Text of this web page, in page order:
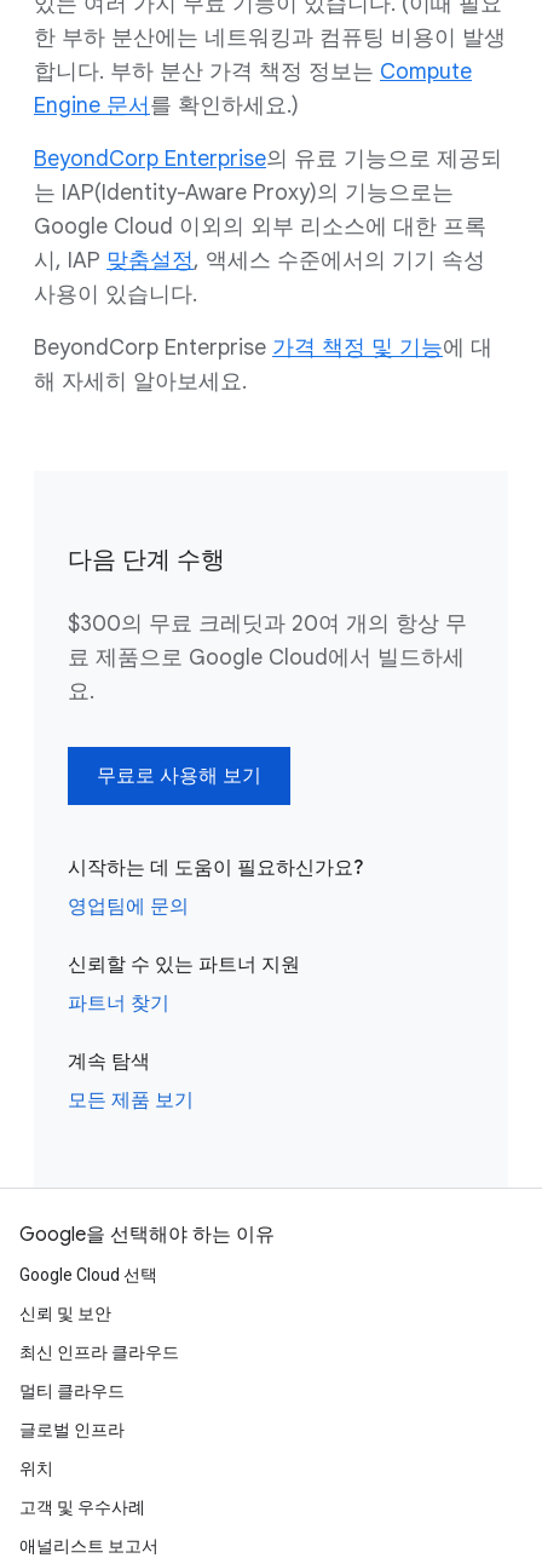
한 부하 분산에는 네트워킹과 컴퓨팅 비용이 발생
합니다. 부하 분산 가격 책정 정보는 Compute
Engine 문서를 확인하세요.)
BeyondCorp Enterprise의 유료 기능으로 제공되
는 IAP(Identity-Aware Proxy)의 기능으로는
Google Cloud 이외의 외부 리소스에 대한 프록
시, IAP 맞춤설정, 액세스 수준에서의 기기 속성
사용이 있습니다.
BeyondCorp Enterprise 가격 책정 및 기능에 대
해 자세히 알아보세요.
다음 단계 수행
$300의 무료 크레딧과 20여 개의 항상 무
료 제품으로 Google Cloud에서 빌드하세
요.
무료로 사용해 보기
시작하는 데 도움이 필요하신가요?
영업팀에 문의
신뢰할 수 있는 파트너 지원
파트너 찾기
계속 탐색
모든 제품 보기
Google을 선택해야 하는 이유
Google Cloud 선택
신뢰 및 보안
최신 인프라 클라우드
멀티 클라우드
글로벌 인프라
위치
고객 및 우수사례
애널리스트 보고서